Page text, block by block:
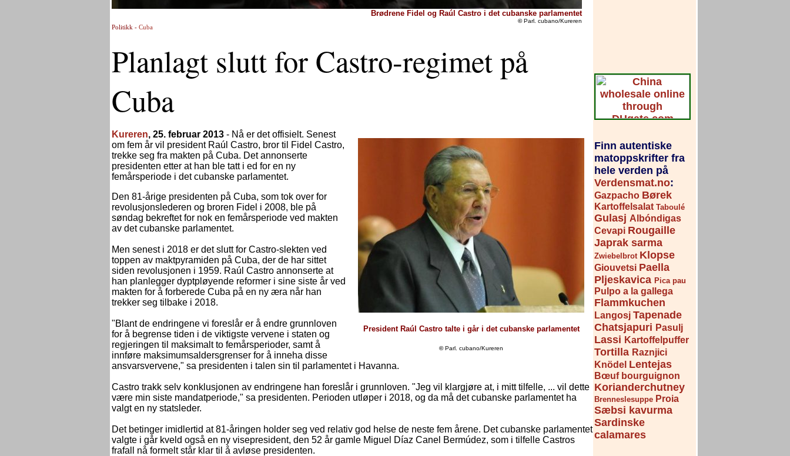
Finn autentiske
matoppskrifter fra
hele verden på
Verdensmat.no:
Gazpacho Børek
Kartoffelsalat Taboulé
Gulasj Albóndigas
Cevapi Rougaille
Japrak sarma
Zwiebelbrot Klopse
Giouvetsi Paella
Pljeskavica Pica pau
Pulpo a la gallega
Flammkuchen
Langosj Tapenade
Chatsjapuri Pasulj
Lassi Kartoffelpuffer
Tortilla Raznjici
Knödel Lentejas
Bœuf bourguignon
Korianderchutney
Brenneslesuppe Proia
Sæbsi kavurma
Sardinske
calamares
Brødrene Fidel og Raúl Castro i det cubanske parlamentet
©Parl. cubano/Kureren
Politikk - Cuba
Planlagt slutt for Castro-regimet på
Cuba
President Raúl Castro talte i går i det cubanske parlamentet
©Parl. cubano/Kureren
Kureren, 25. februar 2013 - Nå er det offisielt. Senest
om fem år vil president Raúl Castro, bror til Fidel Castro,
trekke seg fra makten på Cuba. Det annonserte
presidenten etter at han ble tatt i ed for en ny
femårsperiode i det cubanske parlamentet.
Den 81-årige presidenten på Cuba, som tok over for
revolusjonslederen og broren Fidel i 2008, ble på
søndag bekreftet for nok en femårsperiode ved makten
av det cubanske parlamentet.
Men senest i 2018 er det slutt for Castro-slekten ved
toppen av maktpyramiden på Cuba, der de har sittet
siden revolusjonen i 1959. Raúl Castro annonserte at
han planlegger dyptpløyende reformer i sine siste år ved
makten for å forberede Cuba på en ny æra når han
trekker seg tilbake i 2018.
"Blant de endringene vi foreslår er å endre grunnloven
for å begrense tiden i de viktigste vervene i staten og
regjeringen til maksimalt to femårsperioder, samt å
innføre maksimumsaldersgrenser for å inneha disse
ansvarsvervene," sa presidenten i talen sin til parlamentet i Havanna.
Castro trakk selv konklusjonen av endringene han foreslår i grunnloven. "Jeg vil klargjøre at, i mitt tilfelle, ... vil dette
være min siste mandatperiode," sa presidenten. Perioden utløper i 2018, og da må det cubanske parlamentet ha
valgt en ny statsleder.
Det betinger imidlertid at 81-åringen holder seg ved relativ god helse de neste fem årene. Det cubanske parlamentet
valgte i går kveld også en ny visepresident, den 52 år gamle Miguel Díaz Canel Bermúdez, som i tilfelle Castros
frafall nå formelt står klar til å avløse presidenten.